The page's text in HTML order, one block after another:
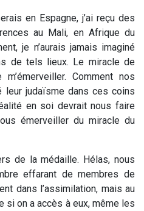
en Espagne, j’ai reçu des
au Mali, en Afrique du
je n’aurais jamais imaginé
de tels lieux. Le miracle de
Comment nos
judaïsme dans ces coins
en soi devrait nous faire
émerveiller du miracle du
de la médaille. Hélas, nous
effarant de membres de
dans l’assimilation, mais au
si on a accès à eux, même les